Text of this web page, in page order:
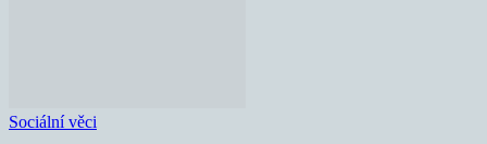
Sociální věci